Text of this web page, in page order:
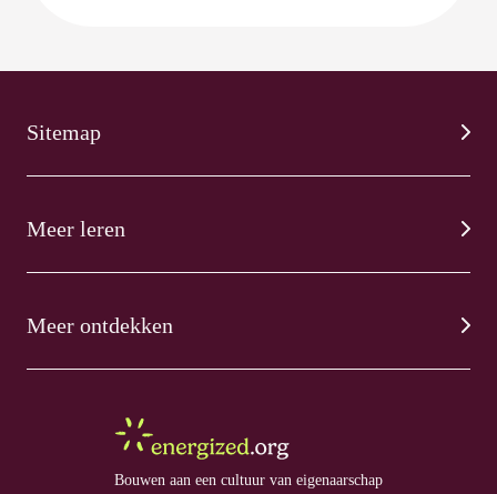
Sitemap
Meer leren
Meer ontdekken
Bouwen aan een cultuur van eigenaarschap